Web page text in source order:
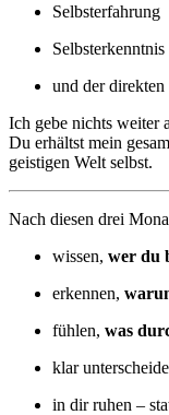
Selbsterfahrung
Selbsterkenntnis
und der
Ich gebe nichts weiter
Du erhältst mein
geistigen Welt selbst.
Nach diesen drei
wissen, wer du
erkennen,
fühlen, was
klar
in dir ruhen –